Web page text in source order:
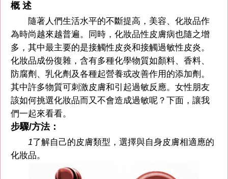
概 述
隨著人們生活水平的不斷提高，美容、化妝品作
為時尚越來越普遍。同時，化妝品性皮膚病也隨之增
多，其中最主要的是接觸性皮炎和接觸過敏性皮炎。
化妝品成份復雜，含有多種化學物質如顏料、香料、
防腐劑、乳化劑及各種起營養或改善作用的添加劑。
其中許多物質可刺激皮膚和引起過敏反應。女性朋友
該如何挑選化妝品而又不會造成過敏呢？下面，讓我
們一起來看看。
步驟/方法：
1了解自己的皮膚類型，選擇與自身皮膚相適應的
化妝品。